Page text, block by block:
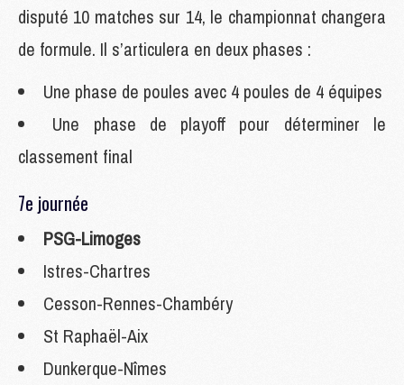
disputé 10 matches sur 14, le championnat changera
de formule. Il s’articulera en deux phases :
Une phase de poules avec 4 poules de 4 équipes
Une phase de playoff pour déterminer le
classement final
7e journée
PSG-Limoges
Istres-Chartres
Cesson-Rennes-Chambéry
St Raphaël-Aix
Dunkerque-Nîmes